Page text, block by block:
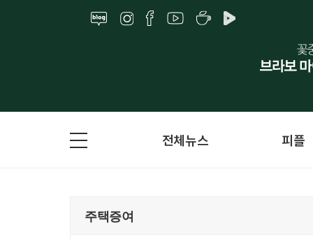
전체뉴스 피플